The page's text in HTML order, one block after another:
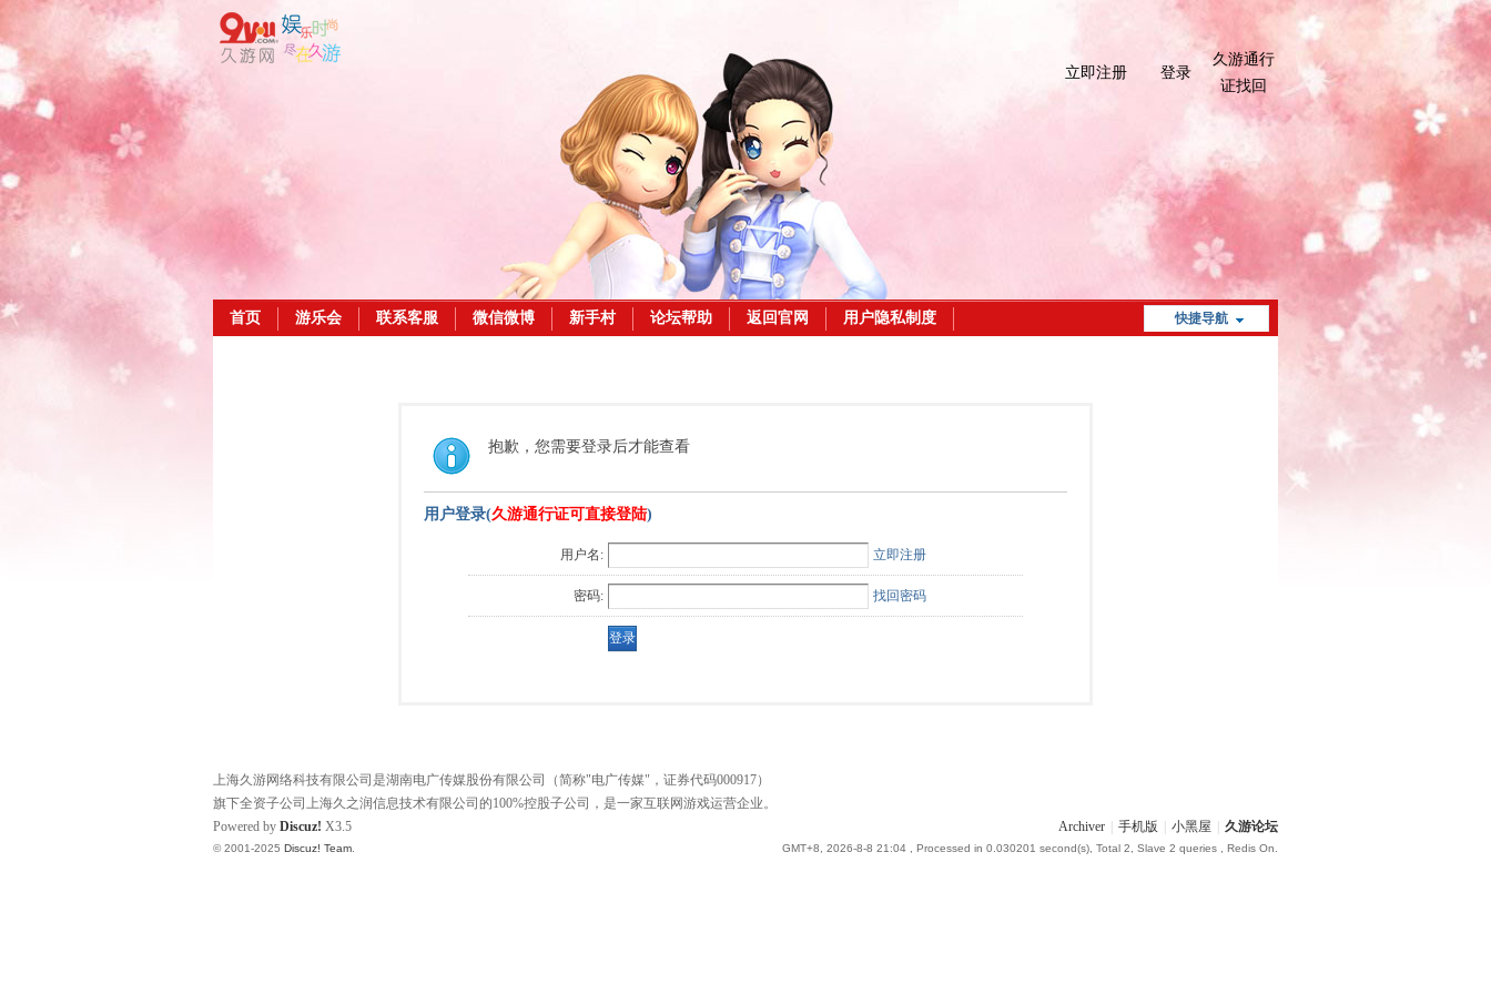
立即注册 登录
久游通行
证找回
快捷导航
首页 游乐会 联系客服 微信微博 新手村 论坛帮助 返回官网 用户隐私制度
抱歉，您需要登录后才能查看
用户登录(久游通行证可直接登陆)
用户名: 立即注册
密码: 找回密码
上海久游网络科技有限公司是湖南电广传媒股份有限公司（简称"电广传媒"，证券代码000917）
旗下全资子公司上海久之润信息技术有限公司的100%控股子公司，是一家互联网游戏运营企业。
Archiver
手机版 小黑屋 久游论坛
GMT+8, 2026-8-8 21:04 , Processed in 0.030201 second(s), Total 2, Slave 2 queries , Redis On.
Powered by Discuz! X3.5
© 2001-2025 Discuz! Team